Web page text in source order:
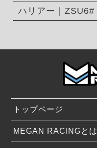
ハリアー｜ZSU6#
トップページ
MEGAN RACINGとは